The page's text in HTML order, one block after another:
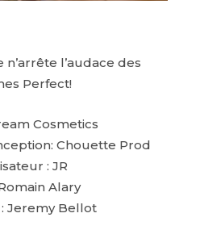
n’arrête l’audace des
Perfect!
Cosmetics
Chouette Prod
: JR
Alary
Jeremy Bellot